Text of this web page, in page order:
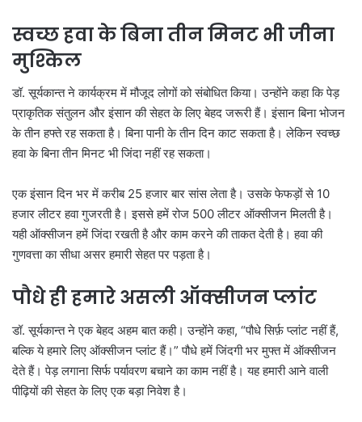
स्वच्छ हवा के बिना तीन मिनट भी जीना
मुश्किल
डॉ. सूर्यकान्त ने कार्यक्रम में मौजूद लोगों को संबोधित किया। उन्होंने कहा कि पेड़
प्राकृतिक संतुलन और इंसान की सेहत के लिए बेहद जरूरी हैं। इंसान बिना भोजन
के तीन हफ्ते रह सकता है। बिना पानी के तीन दिन काट सकता है। लेकिन स्वच्छ
हवा के बिना तीन मिनट भी जिंदा नहीं रह सकता।
एक इंसान दिन भर में करीब 25 हजार बार सांस लेता है। उसके फेफड़ों से 10
हजार लीटर हवा गुजरती है। इससे हमें रोज 500 लीटर ऑक्सीजन मिलती है।
यही ऑक्सीजन हमें जिंदा रखती है और काम करने की ताकत देती है। हवा की
गुणवत्ता का सीधा असर हमारी सेहत पर पड़ता है।
पौधे ही हमारे असली ऑक्सीजन प्लांट
डॉ. सूर्यकान्त ने एक बेहद अहम बात कही। उन्होंने कहा, “पौधे सिर्फ़ प्लांट नहीं हैं,
बल्कि ये हमारे लिए ऑक्सीजन प्लांट हैं।” पौधे हमें जिंदगी भर मुफ्त में ऑक्सीजन
देते हैं। पेड़ लगाना सिर्फ पर्यावरण बचाने का काम नहीं है। यह हमारी आने वाली
पीढ़ियों की सेहत के लिए एक बड़ा निवेश है।